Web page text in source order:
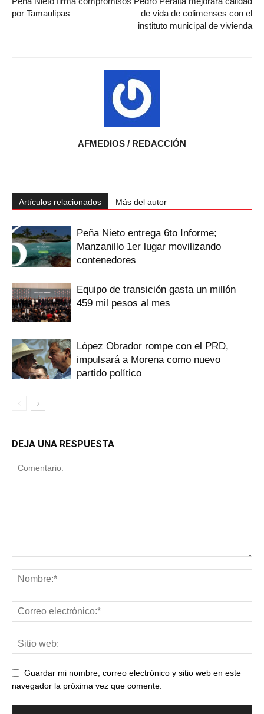
por Tamaulipas
de vida de colimenses con el
instituto municipal de vivienda
AFMEDIOS / REDACCIÓN
Artículos relacionados Más del autor
Peña Nieto entrega 6to Informe;
Manzanillo 1er lugar movilizando
contenedores
Equipo de transición gasta un millón
459 mil pesos al mes
López Obrador rompe con el PRD,
impulsará a Morena como nuevo
partido político
DEJA UNA RESPUESTA
Guardar mi nombre, correo electrónico y sitio web en este
navegador la próxima vez que comente.